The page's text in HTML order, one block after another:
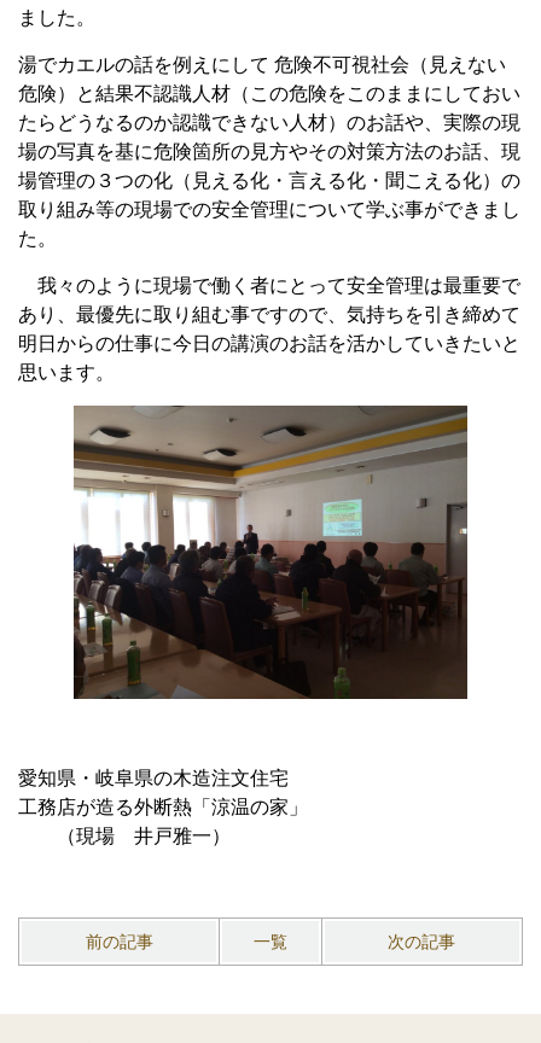
ました。
湯でカエルの話を例えにして 危険不可視社会（見えない
危険）と結果不認識人材（この危険をこのままにしておい
たらどうなるのか認識できない人材）のお話や、実際の現
場の写真を基に危険箇所の見方やその対策方法のお話、現
場管理の３つの化（見える化・言える化・聞こえる化）の
取り組み等の現場での安全管理について学ぶ事ができまし
た。
我々のように現場で働く者にとって安全管理は最重要で
あり、最優先に取り組む事ですので、気持ちを引き締めて
明日からの仕事に今日の講演のお話を活かしていきたいと
思います。
愛知県・岐阜県の木造注文住宅
工務店が造る外断熱「涼温の家」
（現場 井戸雅一）
前の記事 一覧 次の記事